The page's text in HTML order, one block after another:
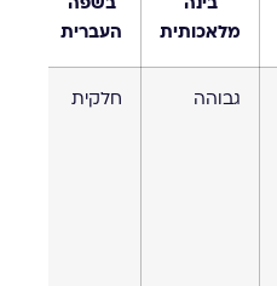
בינה
מלאכותית
בשפה
העברית
גבוהה חלקית